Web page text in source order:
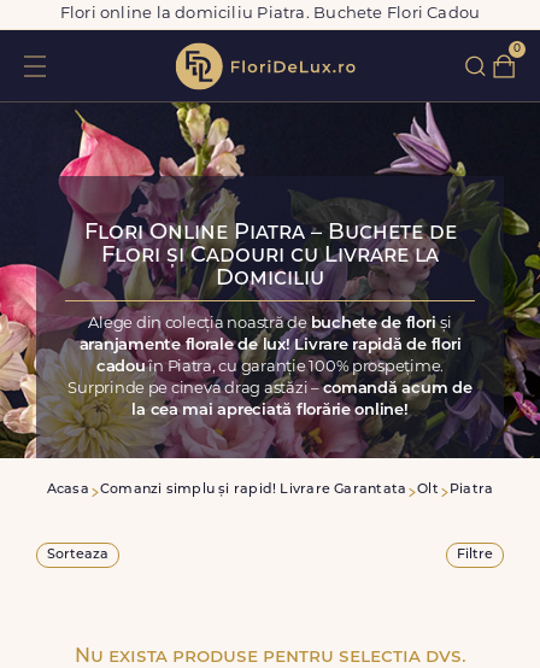
Flori online la domiciliu Piatra. Buchete Flori Cadou
0
Flori Online Piatra – Buchete de
Flori și Cadouri cu Livrare la
Domiciliu
Alege din colecția noastră de buchete de floriși
aranjamente florale de lux! Livrare rapidă de flori
cadouîn Piatra, cu garanție 100% prospețime.
Surprinde pe cineva drag astăzi –comandă acum de
la cea mai apreciată florărie online!
Acasa Comanzi simplu și rapid! Livrare Garantata Olt Piatra
Sorteaza Filtre
Nu exista produse pentru selectia dvs.